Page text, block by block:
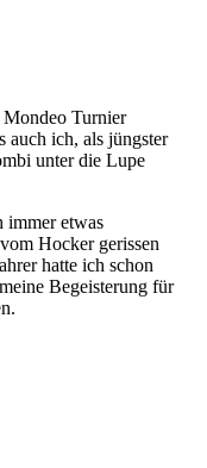
Turnier
auch ich, als jüngster
unter die Lupe
immer etwas
Hocker gerissen
hatte ich schon
Begeisterung für